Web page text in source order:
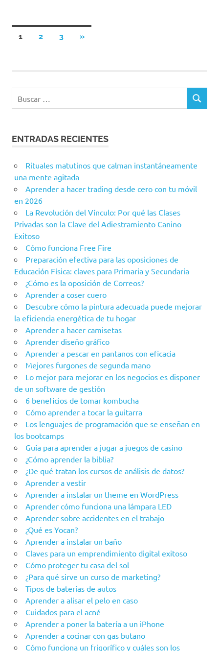
Paginación
1 2 3
SIGUIENTES
»
ENTRADAS RECIENTES
Rituales matutinos que calman instantáneamente
una mente agitada
Aprender a hacer trading desde cero con tu móvil
en 2026
La Revolución del Vínculo: Por qué las Clases
Privadas son la Clave del Adiestramiento Canino
Exitoso
Cómo funciona Free Fire
Preparación efectiva para las oposiciones de
Educación Física: claves para Primaria y Secundaria
¿Cómo es la oposición de Correos?
Aprender a coser cuero
Descubre cómo la pintura adecuada puede mejorar
la eficiencia energética de tu hogar
Aprender a hacer camisetas
Aprender diseño gráfico
Aprender a pescar en pantanos con eficacia
Mejores furgones de segunda mano
Lo mejor para mejorar en los negocios es disponer
de un software de gestión
6 beneficios de tomar kombucha
Cómo aprender a tocar la guitarra
Los lenguajes de programación que se enseñan en
los bootcamps
Guía para aprender a jugar a juegos de casino
¿Cómo aprender la biblia?
¿De qué tratan los cursos de análisis de datos?
Aprender a vestir
Aprender a instalar un theme en WordPress
Aprender cómo funciona una lámpara LED
Aprender sobre accidentes en el trabajo
¿Qué es Yocan?
Aprender a instalar un baño
Claves para un emprendimiento digital exitoso
Cómo proteger tu casa del sol
¿Para qué sirve un curso de marketing?
Tipos de baterías de autos
Aprender a alisar el pelo en caso
Cuidados para el acné
Aprender a poner la batería a un iPhone
Aprender a cocinar con gas butano
Cómo funciona un frigorífico y cuáles son los